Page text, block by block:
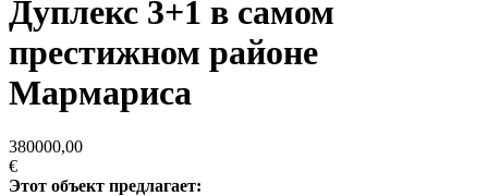
Дуплекс 3+1 в самом
престижном районе
Мармариса
380000,00
€
Этот объект предлагает: